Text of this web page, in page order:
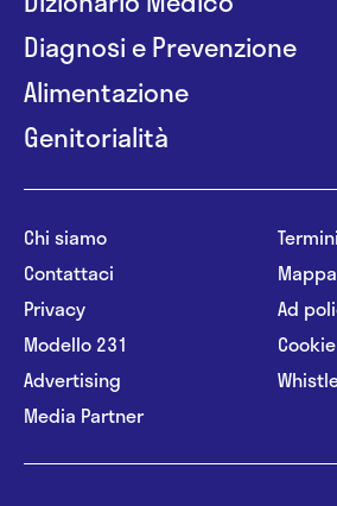
Diagnosi e Prevenzione
Alimentazione
Genitorialità
Chi siamo
Contattaci
Privacy
Modello 231
Advertising
Media Partner
Ad